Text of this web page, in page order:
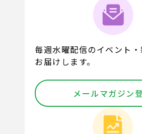
毎週水曜配信のイベント
お届けします。
メールマガジン